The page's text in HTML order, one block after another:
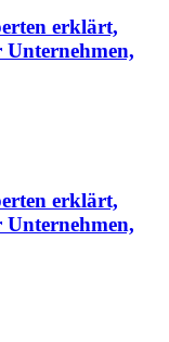
erklärt,
erklärt,